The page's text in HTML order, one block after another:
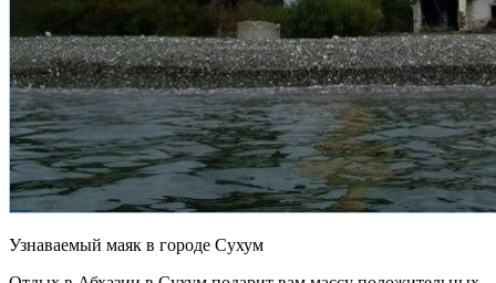
Узнаваемый маяк в городе Сухум